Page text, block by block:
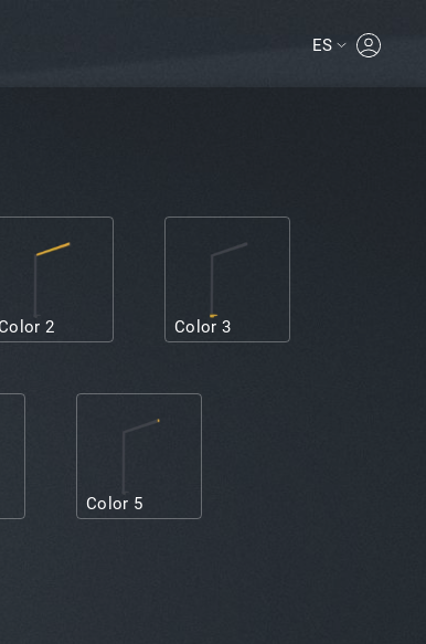
ES
2 Color 3
Color 5